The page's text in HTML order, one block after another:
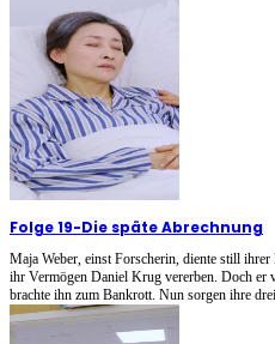
Folge 19-Die späte Abrechnung
Maja Weber, einst Forscherin, diente still
ihr Vermögen Daniel Krug vererben. Doch er
brachte ihn zum Bankrott. Nun sorgen ihre